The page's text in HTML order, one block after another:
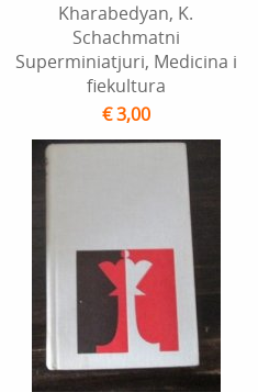
Kharabedyan, K.
Schachmatni
Superminiatjuri, Medicina i
fiekultura
€ 3,00